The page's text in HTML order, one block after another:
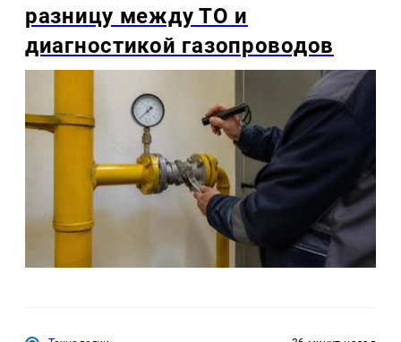
разницу между ТО и
диагностикой газопроводов